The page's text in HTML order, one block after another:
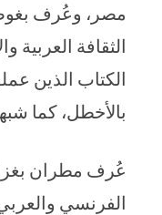
مصر، وعُرف
الثقافة العربية
الكتاب الذين
بالأخطل، كما
عُرف مطران
الفرنسي